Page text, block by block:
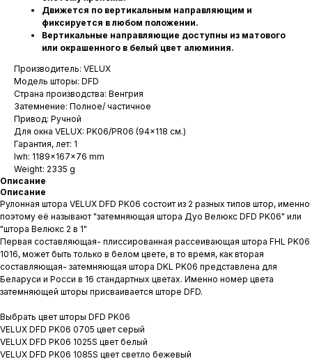
Движется по вертикальным направляющим и
фиксируется в любом положении.
Вертикальные направляющие доступны из матового
или окрашенного в белый цвет алюминия.
Производитель: VELUX
Модель шторы: DFD
Страна производства: Венгрия
Затемнение: Полное/ частичное
Привод: Ручной
Для окна VELUX: PK06/PR06 (94x118 см.)
Гарантия, лет: 1
lwh: 1189x167x76 mm
Weight: 2335 g
Описание
Описание
Рулонная штора VELUX DFD PK06 состоит из 2 разных типов штор, именно
поэтому её называют "затемняющая штора Дуо Велюкс DFD PK06" или
"штора Велюкс 2 в 1"
Первая составляющая- плиссированная рассеивающая штора FHL PK06
1016, может быть только в белом цвете, в то время, как вторая
составляющая- затемняющая штора DKL PK06 представлена для
Беларуси и Росси в 16 стандартных цветах. Именно номер цвета
затемняющей шторы присваивается шторе DFD.
Выбрать цвет шторы DFD PK06
VELUX DFD PK06 0705 цвет серый
VELUX DFD PK06 1025S цвет белый
VELUX DFD PK06 1085S цвет светло бежевый